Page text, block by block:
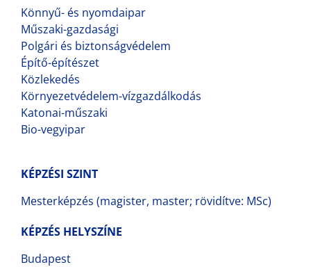
Könnyű- és nyomdaipar
Műszaki-gazdasági
Polgári és biztonságvédelem
Építő-építészet
Közlekedés
Környezetvédelem-vízgazdálkodás
Katonai-műszaki
Bio-vegyipar
KÉPZÉSI SZINT
Mesterképzés (magister, master; rövidítve: MSc)
KÉPZÉS HELYSZÍNE
Budapest